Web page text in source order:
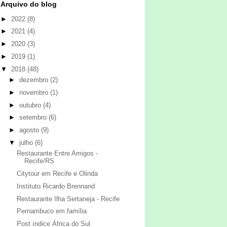
Arquivo do blog
► 2022 (8)
► 2021 (4)
► 2020 (3)
► 2019 (1)
▼ 2018 (48)
► dezembro (2)
► novembro (1)
► outubro (4)
► setembro (6)
► agosto (9)
▼ julho (6)
Restaurante Entre Amigos -
Recife/RS
Citytour em Recife e Olinda
Instituto Ricardo Brennand
Restaurante Ilha Sertaneja - Recife
Pernambuco em família
Post índice África do Sul